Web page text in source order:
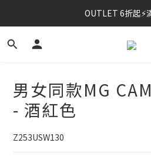
⚡春夏新品｜二
OUTLET 6折起⚡
⚡春夏新品｜二
男女同款MG
- 酒紅色
Z253USW130